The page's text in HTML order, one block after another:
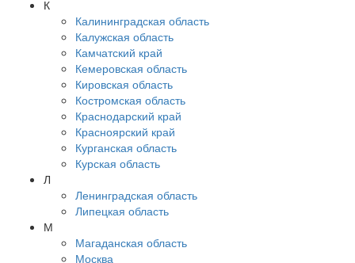
К
Калининградская область
Калужская область
Камчатский край
Кемеровская область
Кировская область
Костромская область
Краснодарский край
Красноярский край
Курганская область
Курская область
Л
Ленинградская область
Липецкая область
М
Магаданская область
Москва